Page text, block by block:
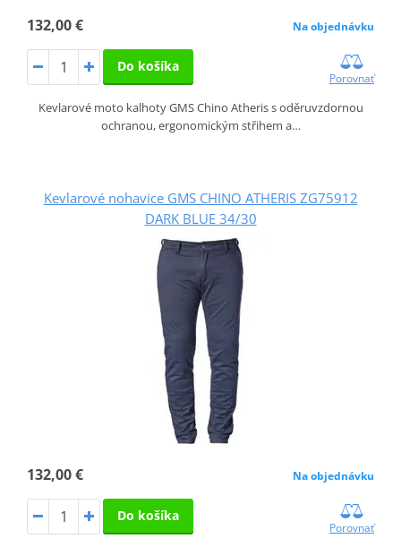
132,00 € Na objednávku
Do košíka
Porovnať
Kevlarové moto kalhoty GMS Chino Atheris s oděruvzdornou
ochranou, ergonomickým střihem a…
Kevlarové nohavice GMS CHINO ATHERIS ZG75912
DARK BLUE 34/30
132,00 € Na objednávku
Do košíka
Porovnať